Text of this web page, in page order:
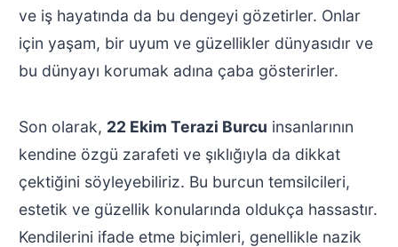
ve iş hayatında da bu dengeyi gözetirler. Onlar
için yaşam, bir uyum ve güzellikler dünyasıdır ve
bu dünyayı korumak adına çaba gösterirler.
Son olarak, 22 Ekim Terazi Burcu insanlarının
kendine özgü zarafeti ve şıklığıyla da dikkat
çektiğini söyleyebiliriz. Bu burcun temsilcileri,
estetik ve güzellik konularında oldukça hassastır.
Kendilerini ifade etme biçimleri, genellikle nazik